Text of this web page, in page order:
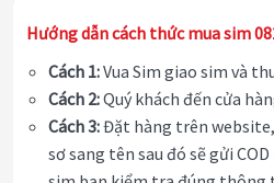
Hướng dẫn cách thức mua sim
Cách 1:Vua Sim giao sim và
Cách 2:Quý khách đến cửa
Cách 3:Đặt hàng trên
sơ sang tên sau đó sẽ gửi